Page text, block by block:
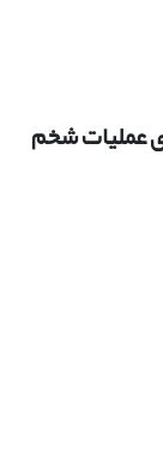
عملیات شخم